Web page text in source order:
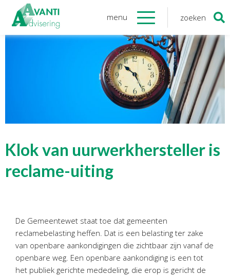
menu zoeken
Organisatie
Sponsoring
Onze diensten
Tijdelijk financieel personeel
Personeel & Organisatie
Bedrijfseconomisch advies
Belastingadvies Purmerend
Zoeken
naar:
Klok van uurwerkhersteller is
reclame-uiting
De Gemeentewet staat toe dat gemeenten
reclamebelasting heffen. Dat is een belasting ter zake
van openbare aankondigingen die zichtbaar zijn vanaf de
openbare weg. Een openbare aankondiging is een tot
het publiek gerichte mededeling, die erop is gericht de